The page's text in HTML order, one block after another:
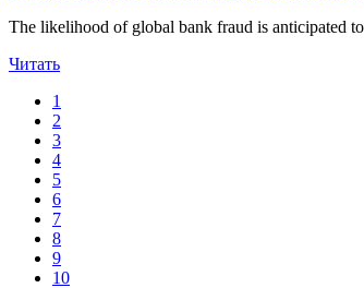
The likelihood of global bank fraud is anticipated
Читать
1
2
3
4
5
6
7
8
9
10